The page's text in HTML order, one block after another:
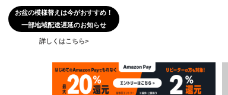
お盆の模様替えは今がおすすめ！
一部地域配送遅延のお知らせ
詳しくはこちら>